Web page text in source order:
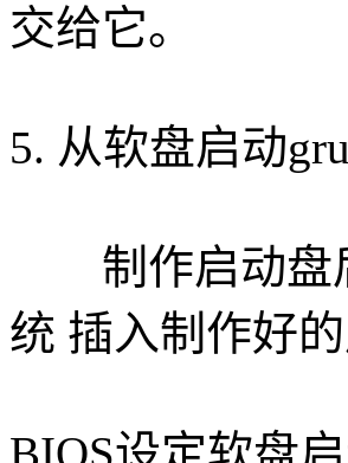
交给它。
5. 从软盘启动
制作启动盘后
统 插入制作好
BIOS设定软盘